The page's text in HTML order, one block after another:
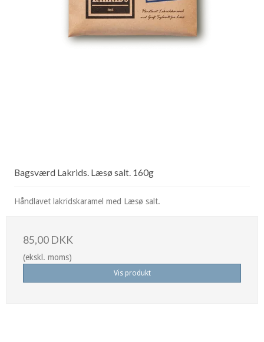
Bagsværd Lakrids. Læsø salt. 160g
Håndlavet lakridskaramel med Læsø salt.
85,00 DKK
(ekskl. moms)
Vis produkt